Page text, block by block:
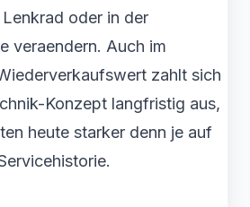
oder in der
veraendern. Auch im
zahlt sich
Konzept langfristig aus,
heute starker denn je auf